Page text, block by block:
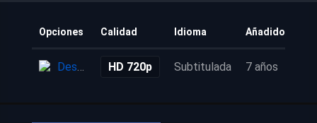
Opciones Calidad Idioma Añadido
Descarga HD 720p Subtitulada 7 años